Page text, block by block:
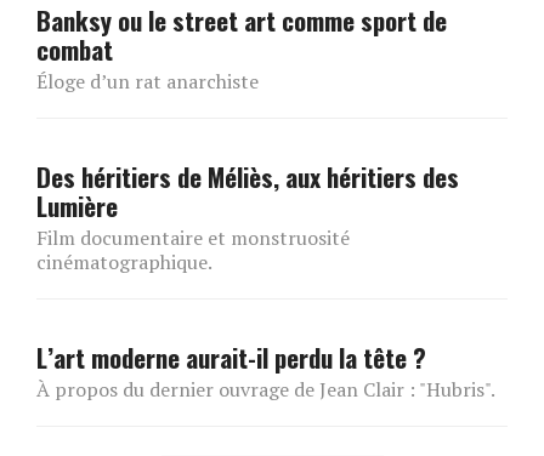
Banksy ou le street art comme sport de
combat
Éloge d’un rat anarchiste
Des héritiers de Méliès, aux héritiers des
Lumière
Film documentaire et monstruosité
cinématographique.
L’art moderne aurait-il perdu la tête ?
À propos du dernier ouvrage de Jean Clair : "Hubris".